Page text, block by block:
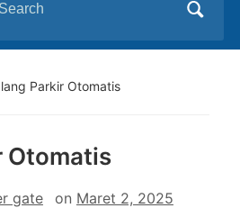
Parkir Otomatis
Otomatis
gate on Maret 2, 2025